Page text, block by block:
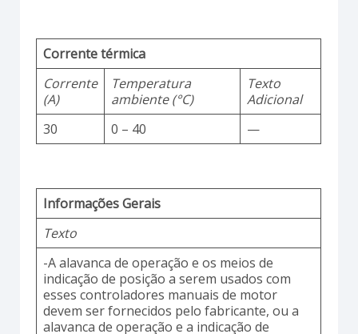
Corrente térmica
Corrente
(A)
Temperatura
ambiente (°C)
Texto
Adicional
30
0 – 40 —
Informações Gerais
Texto
-A alavanca de operação e os meios de
indicação de posição a serem usados com
esses controladores manuais de motor
devem ser fornecidos pelo fabricante, ou a
alavanca de operação e a indicação de